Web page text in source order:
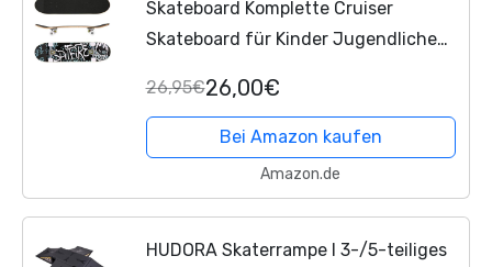
Skateboard Komplette Cruiser
Skateboard für Kinder Jugendliche
Ahorn Double Kick Deck Concave mit
All-in-one Skate T-Tool...
26,95€26,00€
Bei Amazon kaufen
Amazon.de
HUDORA Skaterrampe I 3-/5-teiliges